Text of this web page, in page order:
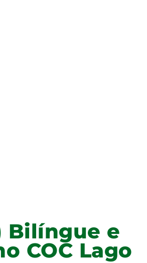
Bilíngue e
COC Lago